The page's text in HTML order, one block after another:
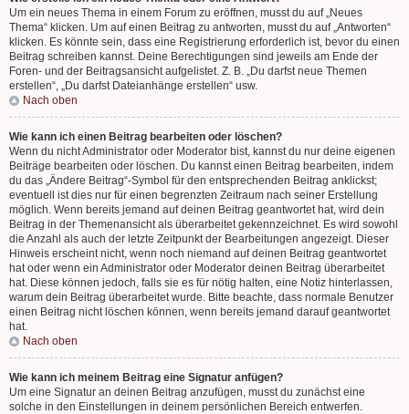
Um ein neues Thema in einem Forum zu eröffnen, musst du auf „Neues
Thema“ klicken. Um auf einen Beitrag zu antworten, musst du auf „Antworten“
klicken. Es könnte sein, dass eine Registrierung erforderlich ist, bevor du einen
Beitrag schreiben kannst. Deine Berechtigungen sind jeweils am Ende der
Foren- und der Beitragsansicht aufgelistet. Z. B. „Du darfst neue Themen
erstellen“, „Du darfst Dateianhänge erstellen“ usw.
Nach oben
Wie kann ich einen Beitrag bearbeiten oder löschen?
Wenn du nicht Administrator oder Moderator bist, kannst du nur deine eigenen
Beiträge bearbeiten oder löschen. Du kannst einen Beitrag bearbeiten, indem
du das „Ändere Beitrag“-Symbol für den entsprechenden Beitrag anklickst;
eventuell ist dies nur für einen begrenzten Zeitraum nach seiner Erstellung
möglich. Wenn bereits jemand auf deinen Beitrag geantwortet hat, wird dein
Beitrag in der Themenansicht als überarbeitet gekennzeichnet. Es wird sowohl
die Anzahl als auch der letzte Zeitpunkt der Bearbeitungen angezeigt. Dieser
Hinweis erscheint nicht, wenn noch niemand auf deinen Beitrag geantwortet
hat oder wenn ein Administrator oder Moderator deinen Beitrag überarbeitet
hat. Diese können jedoch, falls sie es für nötig halten, eine Notiz hinterlassen,
warum dein Beitrag überarbeitet wurde. Bitte beachte, dass normale Benutzer
einen Beitrag nicht löschen können, wenn bereits jemand darauf geantwortet
hat.
Nach oben
Wie kann ich meinem Beitrag eine Signatur anfügen?
Um eine Signatur an deinen Beitrag anzufügen, musst du zunächst eine
solche in den Einstellungen in deinem persönlichen Bereich entwerfen.